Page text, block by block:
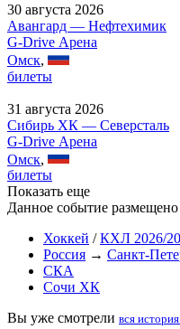
30 августа 2026
Авангард — Нефтехимик
G-Drive Арена
Омск,
билеты
31 августа 2026
Сибирь ХК — Северсталь
G-Drive Арена
Омск,
билеты
Показать еще
Данное событие размещено
Хоккей /КХЛ 2026/
Россия → Санкт-
СКА
Сочи ХК
Вы уже смотрели вся